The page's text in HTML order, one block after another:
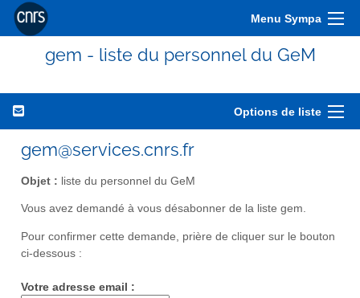
Menu Sympa
gem - liste du personnel du GeM
Options de liste
gem@services.cnrs.fr
Objet : liste du personnel du GeM
Vous avez demandé à vous désabonner de la liste gem.
Pour confirmer cette demande, prière de cliquer sur le bouton
ci-dessous :
Votre adresse email :